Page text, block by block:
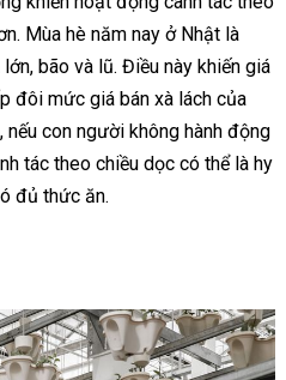
Mùa hè năm nay ở Nhật là
bão và lũ. Điều này khiến giá
đôi mức giá bán xà lách của
con người không hành động
tác theo chiều dọc có thể là hy
đủ thức ăn.